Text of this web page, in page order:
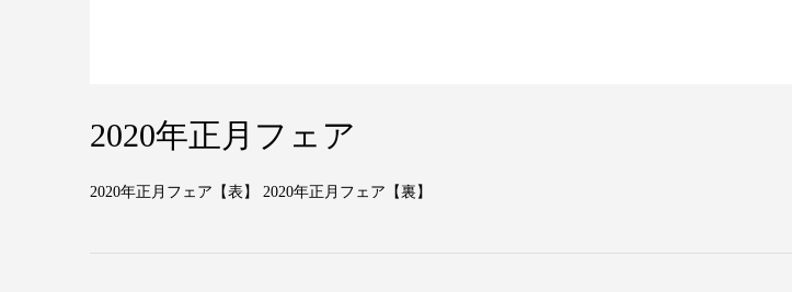
2020年正月フェア
2020年正月フェア【表】 2020年正月フェア【裏】